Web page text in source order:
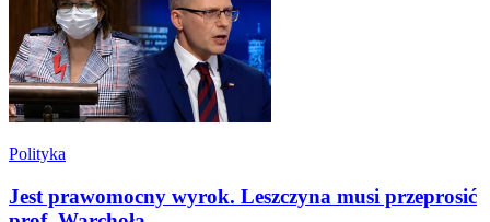
Polityka
Jest prawomocny wyrok. Leszczyna musi przeprosić